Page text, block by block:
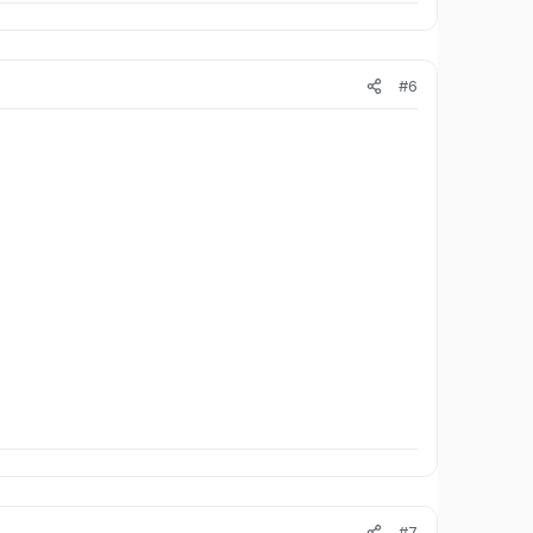
#6